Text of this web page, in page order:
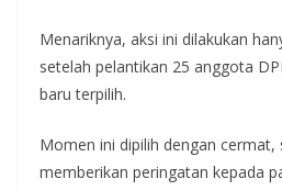
Menariknya, aksi ini dilakukan
setelah pelantikan 25 anggota
baru terpilih.
Momen ini dipilih dengan cermat,
memberikan peringatan kepada